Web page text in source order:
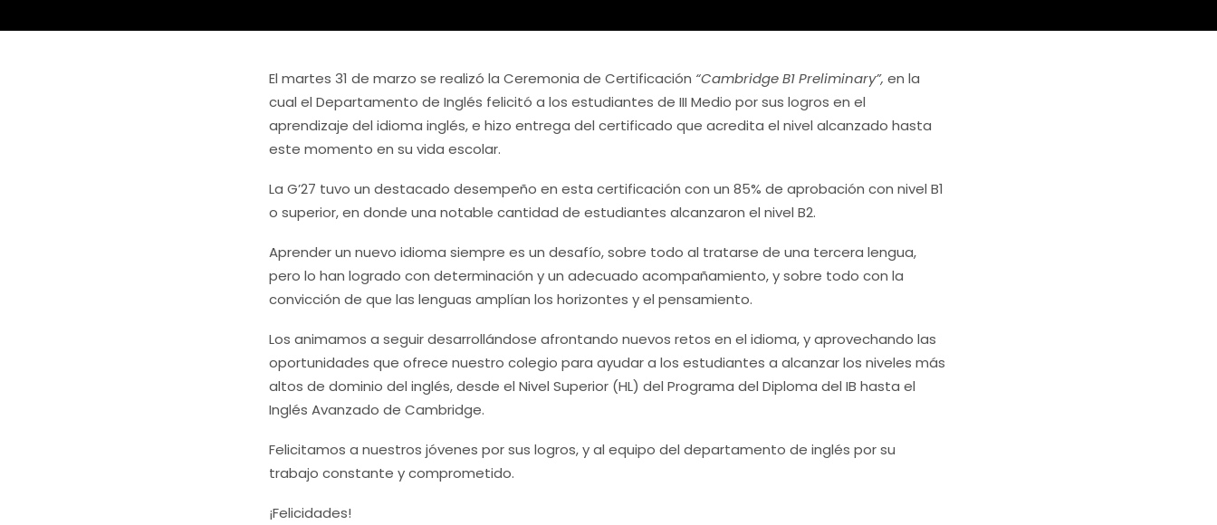
El martes 31 de marzo se realizó la Ceremonia de Certificación “Cambridge B1 Preliminary”, en la
cual el Departamento de Inglés felicitó a los estudiantes de III Medio por sus logros en el
aprendizaje del idioma inglés, e hizo entrega del certificado que acredita el nivel alcanzado hasta
este momento en su vida escolar.
La G’27 tuvo un destacado desempeño en esta certificación con un 85% de aprobación con nivel B1
o superior, en donde una notable cantidad de estudiantes alcanzaron el nivel B2.
Aprender un nuevo idioma siempre es un desafío, sobre todo al tratarse de una tercera lengua,
pero lo han logrado con determinación y un adecuado acompañamiento, y sobre todo con la
convicción de que las lenguas amplían los horizontes y el pensamiento.
Los animamos a seguir desarrollándose afrontando nuevos retos en el idioma, y aprovechando las
oportunidades que ofrece nuestro colegio para ayudar a los estudiantes a alcanzar los niveles más
altos de dominio del inglés, desde el Nivel Superior (HL) del Programa del Diploma del IB hasta el
Inglés Avanzado de Cambridge.
Felicitamos a nuestros jóvenes por sus logros, y al equipo del departamento de inglés por su
trabajo constante y comprometido.
¡Felicidades!